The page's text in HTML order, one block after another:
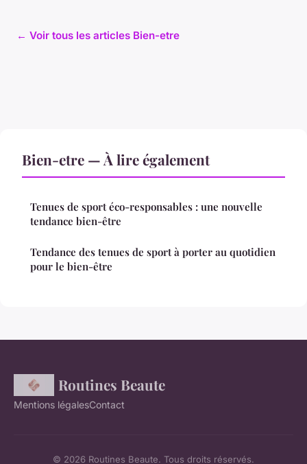
← Voir tous les articles Bien-etre
Bien-etre — À lire également
Tenues de sport éco-responsables : une nouvelle
tendance bien-être
Tendance des tenues de sport à porter au quotidien
pour le bien-être
Routines Beaute
Mentions légalesContact
© 2026 Routines Beaute. Tous droits réservés.